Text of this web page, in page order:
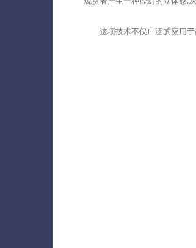
这项技术不仅广泛的应用于